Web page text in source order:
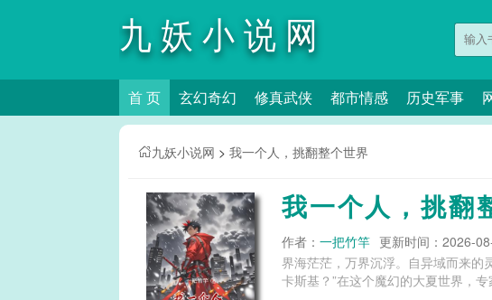
九妖小说网
首 页 玄幻奇幻 修真武侠 都市情感 历史军事
九妖小说网 > 我一个人，挑翻整个世界
我一个人，挑翻
作者： 一把竹竿 更新时间：2026-
界海茫茫，万界沉浮。自异域而来的
卡斯基？”在这个魔幻的大夏世界，